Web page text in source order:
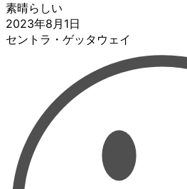
素晴らしい
2023年8月1日
セントラ・ゲッタウェイ